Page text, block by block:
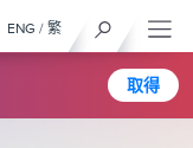
取得
ENG / 繁